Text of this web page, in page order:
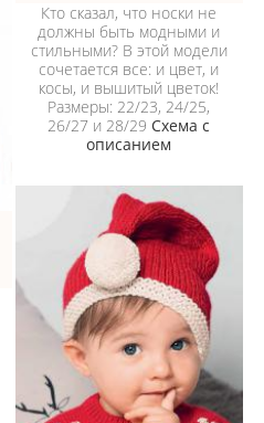
Кто сказал, что носки не
должны быть модными и
стильными? В этой модели
сочетается все: и цвет, и
косы, и вышитый цветок!
Размеры: 22/23, 24/25,
26/27 и 28/29 Схема с
описанием